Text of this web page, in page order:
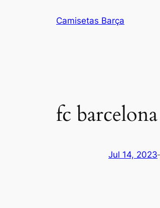
Camisetas Barça
fc
Jul 14, 2023